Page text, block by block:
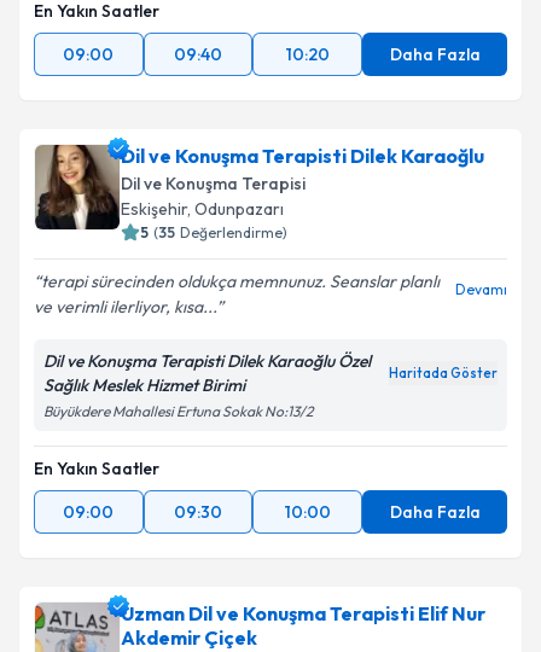
En Yakın Saatler
09:00
09:40 10:20 Daha Fazla
Dil ve Konuşma Terapisti Dilek Karaoğlu
Dil ve Konuşma Terapisi
Eskişehir, Odunpazarı
5 (35 Değerlendirme)
terapi sürecinden oldukça memnunuz. Seanslar planlı
ve verimli ilerliyor, kısa...
Devamı
Dil ve Konuşma Terapisti Dilek Karaoğlu Özel
Sağlık Meslek Hizmet Birimi
Haritada Göster
Büyükdere Mahallesi Ertuna Sokak No:13/2
En Yakın Saatler
09:00
09:30 10:00 Daha Fazla
Uzman Dil ve Konuşma Terapisti Elif Nur
Akdemir Çiçek